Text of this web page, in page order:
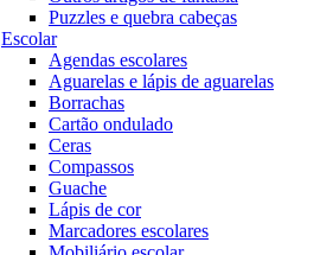
Puzzles e quebra cabeças
Escolar
Agendas escolares
Aguarelas e lápis de aguarelas
Borrachas
Cartão ondulado
Ceras
Compassos
Guache
Lápis de cor
Marcadores escolares